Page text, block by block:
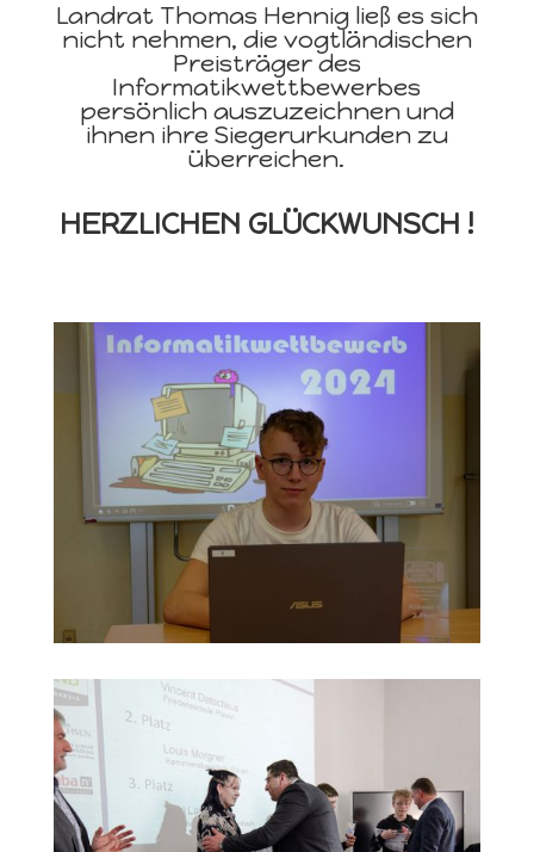
Landrat Thomas Hennig ließ es sich
nicht nehmen, die vogtländischen
Preisträger des
Informatikwettbewerbes
persönlich auszuzeichnen und
ihnen ihre Siegerurkunden zu
überreichen.
HERZLICHEN GLÜCKWUNSCH !